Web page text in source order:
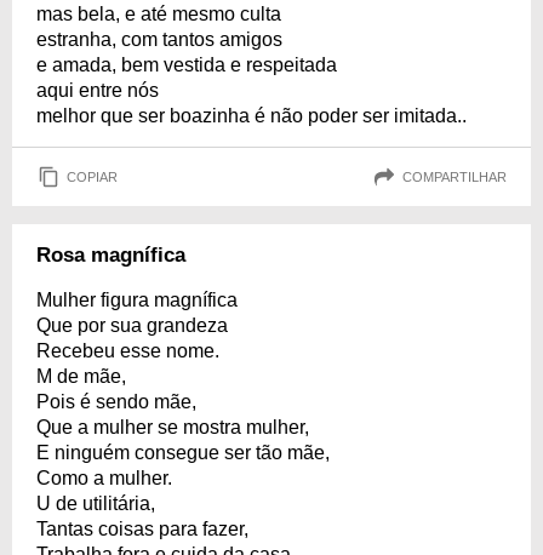
mas bela, e até mesmo culta
estranha, com tantos amigos
e amada, bem vestida e respeitada
aqui entre nós
melhor que ser boazinha é não poder ser imitada..
COPIAR COMPARTILHAR
Rosa magnífica
Mulher figura magnífica
Que por sua grandeza
Recebeu esse nome.
M de mãe,
Pois é sendo mãe,
Que a mulher se mostra mulher,
E ninguém consegue ser tão mãe,
Como a mulher.
U de utilitária,
Tantas coisas para fazer,